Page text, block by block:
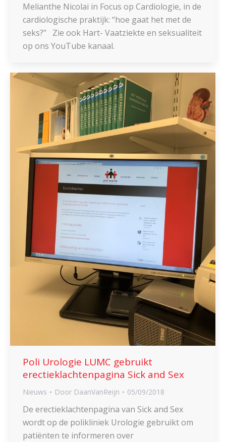
Melianthe Nicolai in Focus op Cardiologie, in de
cardiologische praktijk: “hoe gaat het met de
seks?” Zie ook Hart- Vaatziekte en seksualiteit
op ons YouTube kanaal.
Poli Urologie LUMC gebruikt
erectieklachtenpagina Sick and Sex
Nieuws Door DaanVanReijn 05/09/2018
De erectieklachtenpagina van Sick and Sex
wordt op de polikliniek Urologie gebruikt om
patiënten te informeren over